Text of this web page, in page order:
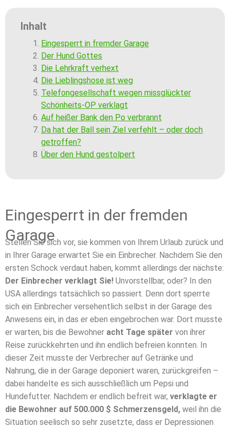
Inhalt
Eingesperrt in fremder Garage
Der Hund Gottes
Die Lehrkraft verhext
Die Lieblingshose ist weg
Telefongesellschaft wegen missglückter
Schönheits-OP verklagt
Auf heißer Bank den Po verbrannt
Da hat der Ball sein Ziel verfehlt – oder doch
getroffen?
Über den Hund gestolpert
Eingesperrt in der fremden
Garage
Stellen Sie sich vor, sie kommen von Ihrem Urlaub zurück und
in Ihrer Garage erwartet Sie ein Einbrecher. Nachdem Sie den
ersten Schock verdaut haben, kommt allerdings der nächste:
Der Einbrecher verklagt Sie! Unvorstellbar, oder? In den
USA allerdings tatsächlich so passiert. Denn dort sperrte
sich ein Einbrecher versehentlich selbst in der Garage des
Anwesens ein, in das er eben eingebrochen war. Dort musste
er warten, bis die Bewohner acht Tage später von ihrer
Reise zurückkehrten und ihn endlich befreien konnten. In
dieser Zeit musste der Verbrecher auf Getränke und
Nahrung, die in der Garage deponiert waren, zurückgreifen –
dabei handelte es sich ausschließlich um Pepsi und
Hundefutter. Nachdem er endlich befreit war, verklagte er
die Bewohner auf 500.000 $ Schmerzensgeld, weil ihn die
Situation seelisch so sehr zusetzte, dass er Depressionen